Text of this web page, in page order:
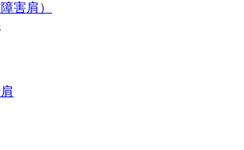
害肩）